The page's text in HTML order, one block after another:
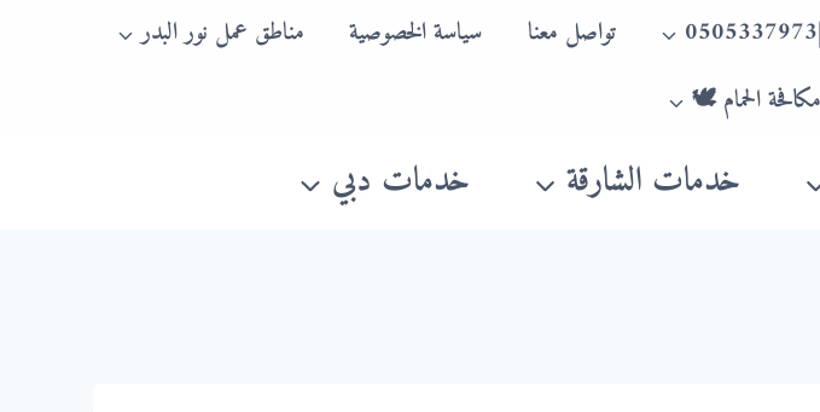
تواصل معنا سياسة الخصوصية
مناطق عمل نور البدر
مكافحة الحمام 🕊
خدمات الشارقة خدمات دبي